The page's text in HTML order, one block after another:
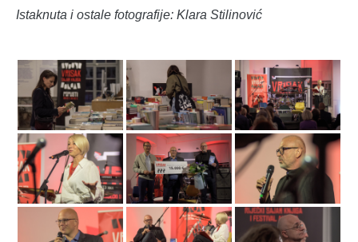
Istaknuta i ostale fotografije: Klara Stilinović